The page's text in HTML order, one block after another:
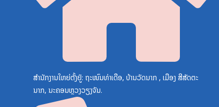
ສຳນັກງານໃຫຍ່ຕັ້ງຢູ່: ຖະໜົນທ່າເດືອ, ບ້ານວັດນາກ , ເມືອງ ສີສັດຕະ
ນາກ, ນະຄອນຫຼວງວຽງຈັນ.